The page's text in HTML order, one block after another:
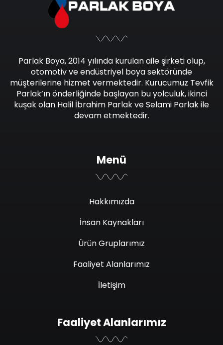
Parlak Boya, 2014 yılında kurulan aile şirketi olup,
otomotiv ve endüstriyel boya sektöründe
müşterilerine hizmet vermektedir. Kurucumuz Tevfik
Parlak’ın önderliğinde başlayan bu yolculuk, ikinci
kuşak olan Halil İbrahim Parlak ve Selami Parlak ile
devam etmektedir.
Menü
Hakkımızda
İnsan Kaynakları
Ürün Gruplarımız
Faaliyet Alanlarımız
İletişim
Faaliyet Alanlarımız